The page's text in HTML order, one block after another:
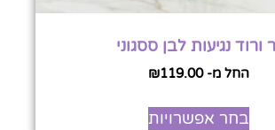
ורוד נגיעות לבן ססגוני
החל מ- ₪119.00
בחר אפשרויות